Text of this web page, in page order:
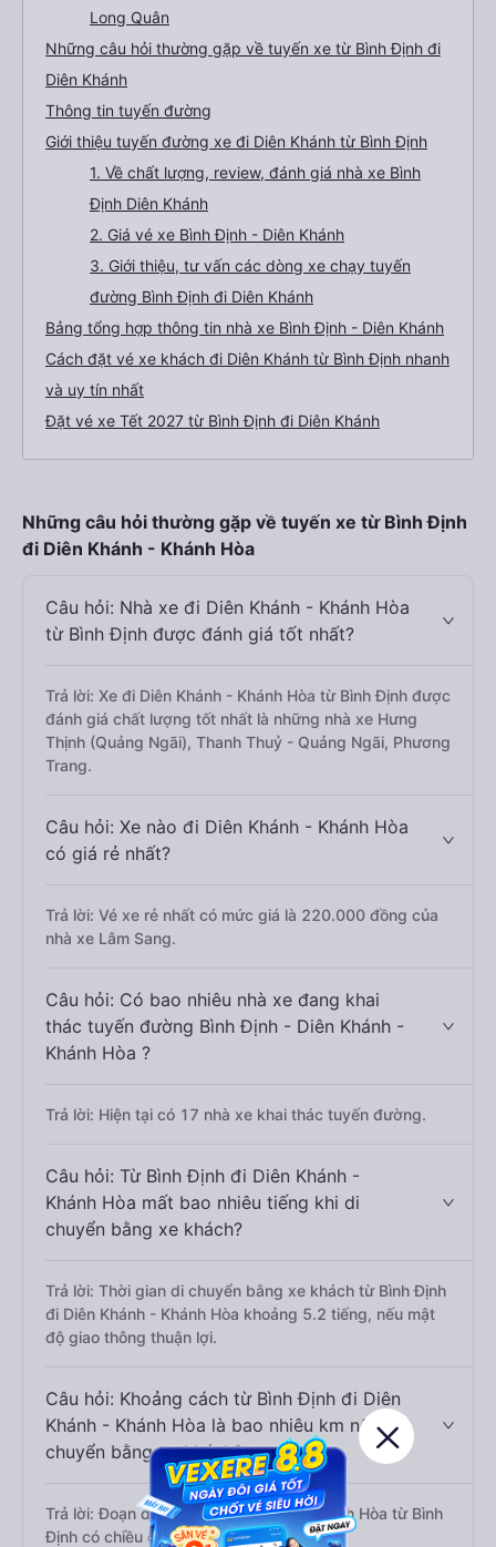
Long Quân
Những câu hỏi thường gặp về tuyến xe từ Bình Định đi
Diên Khánh
Thông tin tuyến đường
Giới thiệu tuyến đường xe đi Diên Khánh từ Bình Định
1. Về chất lượng, review, đánh giá nhà xe Bình
Định Diên Khánh
2. Giá vé xe Bình Định - Diên Khánh
3. Giới thiệu, tư vấn các dòng xe chạy tuyến
đường Bình Định đi Diên Khánh
Bảng tổng hợp thông tin nhà xe Bình Định - Diên Khánh
Cách đặt vé xe khách đi Diên Khánh từ Bình Định nhanh
và uy tín nhất
Đặt vé xe Tết 2027 từ Bình Định đi Diên Khánh
Những câu hỏi thường gặp về tuyến xe từ Bình Định
đi Diên Khánh - Khánh Hòa
Câu hỏi: Nhà xe đi Diên Khánh - Khánh Hòa
từ Bình Định được đánh giá tốt nhất?
Trả lời: Xe đi Diên Khánh - Khánh Hòa từ Bình Định được
đánh giá chất lượng tốt nhất là những nhà xe Hưng
Thịnh (Quảng Ngãi), Thanh Thuỷ - Quảng Ngãi, Phương
Trang.
Câu hỏi: Xe nào đi Diên Khánh - Khánh Hòa
có giá rẻ nhất?
Trả lời: Vé xe rẻ nhất có mức giá là 220.000 đồng của
nhà xe Lâm Sang.
Câu hỏi: Có bao nhiêu nhà xe đang khai
thác tuyến đường Bình Định - Diên Khánh -
Khánh Hòa ?
Trả lời: Hiện tại có 17 nhà xe khai thác tuyến đường.
Câu hỏi: Từ Bình Định đi Diên Khánh -
Khánh Hòa mất bao nhiêu tiếng khi di
chuyển bằng xe khách?
Trả lời: Thời gian di chuyển bằng xe khách từ Bình Định
đi Diên Khánh - Khánh Hòa khoảng 5.2 tiếng, nếu mật
độ giao thông thuận lợi.
Câu hỏi: Khoảng cách từ Bình Định đi Diên
Khánh - Khánh Hòa là bao nhiêu km nếu di
chuyển bằng xe khách?
Trả lời: Đoạn đường đi Diên Khánh - Khánh Hòa từ Bình
Định có chiều dài khoảng 354 km.